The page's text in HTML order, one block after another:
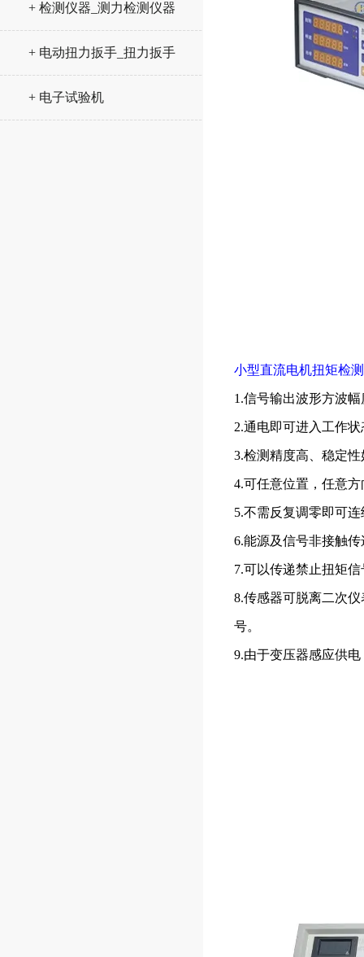
+ 检测仪器_测力检测仪器
+ 电动扭力扳手_扭力扳手
+ 电子试验机
小型直流电机扭矩检
1.信号输出波形方波
2.通电即可进入工作
3.检测精度高、稳定性
4.可任意位置，任意
5.不需反复调零即可
6.能源及信号非接触
7.可以传递禁止扭矩
8.传感器可脱离二次
号。
9.由于变压器感应供